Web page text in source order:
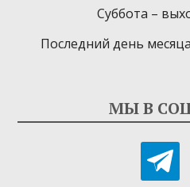
Суббота –
Последний день
МЫ В